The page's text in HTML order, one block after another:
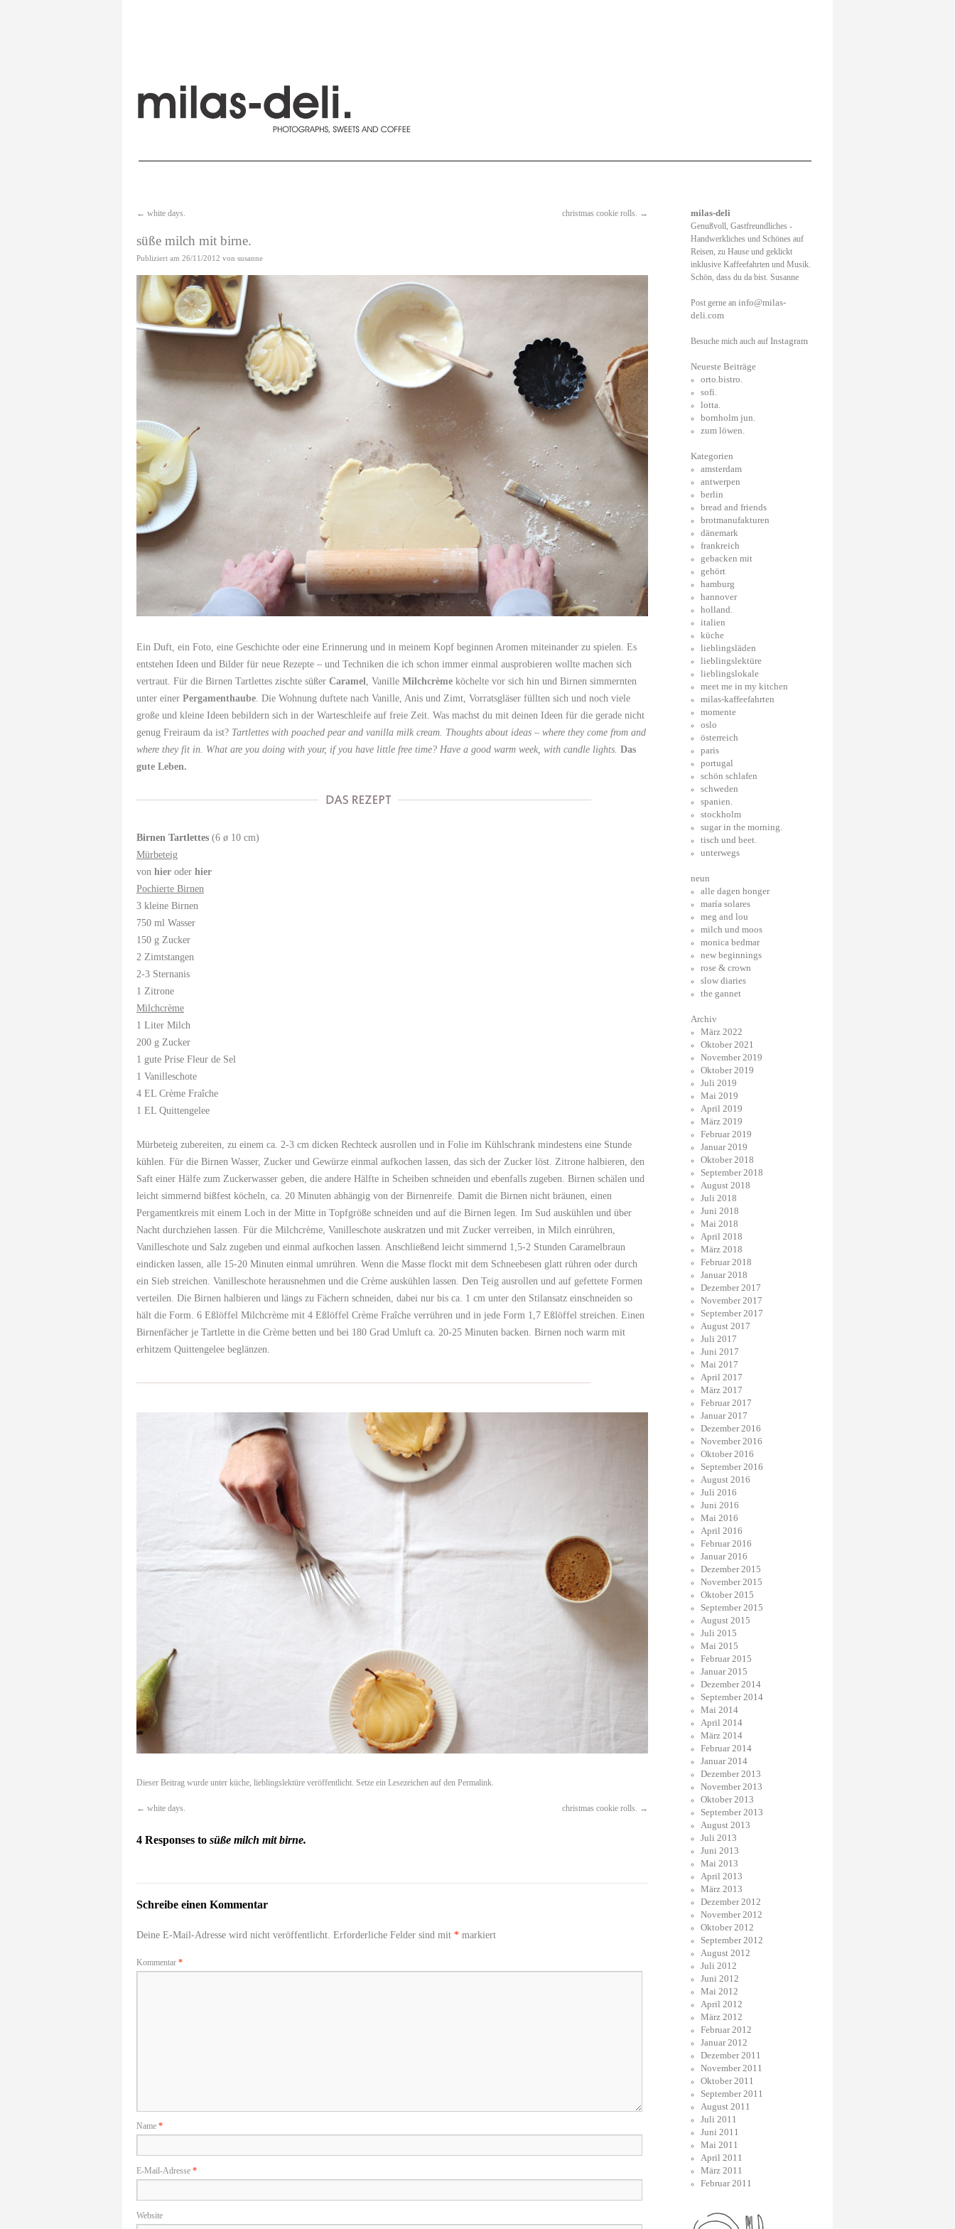
← white days. christmas cookie rolls. →
süße milch mit birne.
Publiziert am 26/11/2012 von susanne
Ein Duft, ein Foto, eine Geschichte oder eine Erinnerung und in meinem Kopf beginnen Aromen miteinander zu spielen. Es
entstehen Ideen und Bilder für neue Rezepte – und Techniken die ich schon immer einmal ausprobieren wollte machen sich
vertraut. Für die Birnen Tartlettes zischte süßer Caramel, Vanille Milchcrème köchelte vor sich hin und Birnen simmernten
unter einer Pergamenthaube. Die Wohnung duftete nach Vanille, Anis und Zimt, Vorratsgläser füllten sich und noch viele
große und kleine Ideen bebildern sich in der Warteschleife auf freie Zeit. Was machst du mit deinen Ideen für die gerade nicht
genug Freiraum da ist? Tartlettes with poached pear and vanilla milk cream. Thoughts about ideas – where they come from and
where they fit in. What are you doing with your, if you have little free time? Have a good warm week, with candle lights. Das
gute Leben.
Birnen Tartlettes (6 ø 10 cm)
Mürbeteig
von hier oder hier
Pochierte Birnen
3 kleine Birnen
750 ml Wasser
150 g Zucker
2 Zimtstangen
2-3 Sternanis
1 Zitrone
Milchcrème
1 Liter Milch
200 g Zucker
1 gute Prise Fleur de Sel
1 Vanilleschote
4 EL Crème Fraîche
1 EL Quittengelee
Mürbeteig zubereiten, zu einem ca. 2-3 cm dicken Rechteck ausrollen und in Folie im Kühlschrank mindestens eine Stunde
kühlen. Für die Birnen Wasser, Zucker und Gewürze einmal aufkochen lassen, das sich der Zucker löst. Zitrone halbieren, den
Saft einer Hälfe zum Zuckerwasser geben, die andere Hälfte in Scheiben schneiden und ebenfalls zugeben. Birnen schälen und
leicht simmernd bißfest köcheln, ca. 20 Minuten abhängig von der Birnenreife. Damit die Birnen nicht bräunen, einen
Pergamentkreis mit einem Loch in der Mitte in Topfgröße schneiden und auf die Birnen legen. Im Sud auskühlen und über
Nacht durchziehen lassen. Für die Milchcrème, Vanilleschote auskratzen und mit Zucker verreiben, in Milch einrühren,
Vanilleschote und Salz zugeben und einmal aufkochen lassen. Anschließend leicht simmernd 1,5-2 Stunden Caramelbraun
eindicken lassen, alle 15-20 Minuten einmal umrühren. Wenn die Masse flockt mit dem Schneebesen glatt rühren oder durch
ein Sieb streichen. Vanilleschote herausnehmen und die Crème auskühlen lassen. Den Teig ausrollen und auf gefettete Formen
verteilen. Die Birnen halbieren und längs zu Fächern schneiden, dabei nur bis ca. 1 cm unter den Stilansatz einschneiden so
hält die Form. 6 Eßlöffel Milchcrème mit 4 Eßlöffel Crème Fraîche verrühren und in jede Form 1,7 Eßlöffel streichen. Einen
Birnenfächer je Tartlette in die Crème betten und bei 180 Grad Umluft ca. 20-25 Minuten backen. Birnen noch warm mit
erhitzem Quittengelee beglänzen.
Dieser Beitrag wurde unter küche, lieblingslektüre veröffentlicht. Setze ein Lesezeichen auf den Permalink.
← white days. christmas cookie rolls. →
4 Responses to süße milch mit birne.
Schreibe einen Kommentar
Deine E-Mail-Adresse wird nicht veröffentlicht. Erforderliche Felder sind mit * markiert
Kommentar *
Name *
E-Mail-Adresse *
Website
milas-deli
Genußvoll, Gastfreundliches -
Handwerkliches und Schönes auf
Reisen, zu Hause und geklickt
inklusive Kaffeefahrten und Musik.
Schön, dass du da bist. Susanne
Post gerne an info@milas-
deli.com
Besuche mich auch auf Instagram
Neueste Beiträge
orto.bistro.
sofi.
lotta.
bornholm jun.
zum löwen.
Kategorien
amsterdam
antwerpen
berlin
bread and friends
brotmanufakturen
dänemark
frankreich
gebacken mit
gehört
hamburg
hannover
holland.
italien
küche
lieblingsläden
lieblingslektüre
lieblingslokale
meet me in my kitchen
milas-kaffeefahrten
momente
oslo
österreich
paris
portugal
schön schlafen
schweden
spanien.
stockholm
sugar in the morning.
tisch und beet.
unterwegs
neun
alle dagen honger
maría solares
meg and lou
milch und moos
monica bedmar
new beginnings
rose & crown
slow diaries
the gannet
Archiv
März 2022
Oktober 2021
November 2019
Oktober 2019
Juli 2019
Mai 2019
April 2019
März 2019
Februar 2019
Januar 2019
Oktober 2018
September 2018
August 2018
Juli 2018
Juni 2018
Mai 2018
April 2018
März 2018
Februar 2018
Januar 2018
Dezember 2017
November 2017
September 2017
August 2017
Juli 2017
Juni 2017
Mai 2017
April 2017
März 2017
Februar 2017
Januar 2017
Dezember 2016
November 2016
Oktober 2016
September 2016
August 2016
Juli 2016
Juni 2016
Mai 2016
April 2016
Februar 2016
Januar 2016
Dezember 2015
November 2015
Oktober 2015
September 2015
August 2015
Juli 2015
Mai 2015
Februar 2015
Januar 2015
Dezember 2014
September 2014
Mai 2014
April 2014
März 2014
Februar 2014
Januar 2014
Dezember 2013
November 2013
Oktober 2013
September 2013
August 2013
Juli 2013
Juni 2013
Mai 2013
April 2013
März 2013
Dezember 2012
November 2012
Oktober 2012
September 2012
August 2012
Juli 2012
Juni 2012
Mai 2012
April 2012
März 2012
Februar 2012
Januar 2012
Dezember 2011
November 2011
Oktober 2011
September 2011
August 2011
Juli 2011
Juni 2011
Mai 2011
April 2011
März 2011
Februar 2011